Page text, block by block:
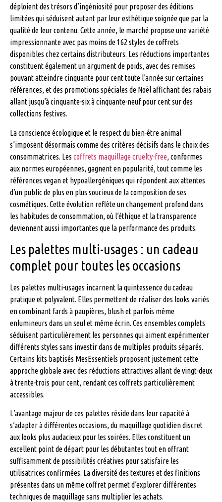
déploient des trésors d’ingéniosité pour proposer des éditions
limitées qui séduisent autant par leur esthétique soignée que par la
qualité de leur contenu. Cette année, le marché propose une variété
impressionnante avec pas moins de 162 styles de coffrets
disponibles chez certains distributeurs. Les réductions importantes
constituent également un argument de poids, avec des remises
pouvant atteindre cinquante pour cent toute l’année sur certaines
références, et des promotions spéciales de Noël affichant des rabais
allant jusqu’à cinquante-six à cinquante-neuf pour cent sur des
collections festives.
La conscience écologique et le respect du bien-être animal
s’imposent désormais comme des critères décisifs dans le choix des
consommatrices. Les coffrets maquillage cruelty-free, conformes
aux normes européennes, gagnent en popularité, tout comme les
références vegan et hypoallergéniques qui répondent aux attentes
d’un public de plus en plus soucieux de la composition de ses
cosmétiques. Cette évolution reflète un changement profond dans
les habitudes de consommation, où l’éthique et la transparence
deviennent aussi importantes que la performance des produits.
Les palettes multi-usages : un cadeau
complet pour toutes les occasions
Les palettes multi-usages incarnent la quintessence du cadeau
pratique et polyvalent. Elles permettent de réaliser des looks variés
en combinant fards à paupières, blush et parfois même
enlumineurs dans un seul et même écrin. Ces ensembles complets
séduisent particulièrement les personnes qui aiment expérimenter
différents styles sans investir dans de multiples produits séparés.
Certains kits baptisés MesEssentiels proposent justement cette
approche globale avec des réductions attractives allant de vingt-deux
à trente-trois pour cent, rendant ces coffrets particulièrement
accessibles.
L’avantage majeur de ces palettes réside dans leur capacité à
s’adapter à différentes occasions, du maquillage quotidien discret
aux looks plus audacieux pour les soirées. Elles constituent un
excellent point de départ pour les débutantes tout en offrant
suffisamment de possibilités créatives pour satisfaire les
utilisatrices confirmées. La diversité des textures et des finitions
présentes dans un même coffret permet d’explorer différentes
techniques de maquillage sans multiplier les achats.